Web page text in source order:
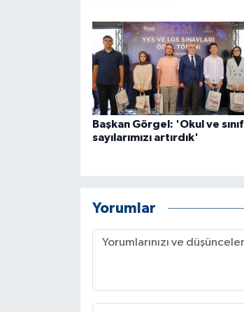
Başkan Görgel: 'Okul ve sınıf
sayılarımızı artırdık'
Yorumlar
Yerel Haberler